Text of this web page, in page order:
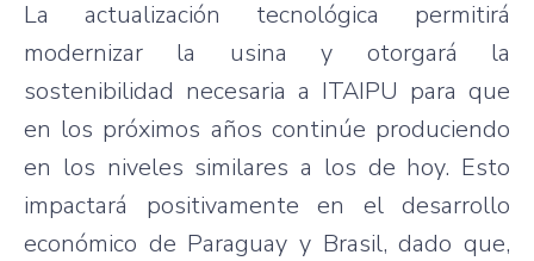
La actualización tecnológica permitirá
modernizar la usina y otorgará la
sostenibilidad necesaria a ITAIPU para que
en los próximos años continúe produciendo
en los niveles similares a los de hoy. Esto
impactará positivamente en el desarrollo
económico de Paraguay y Brasil, dado que,